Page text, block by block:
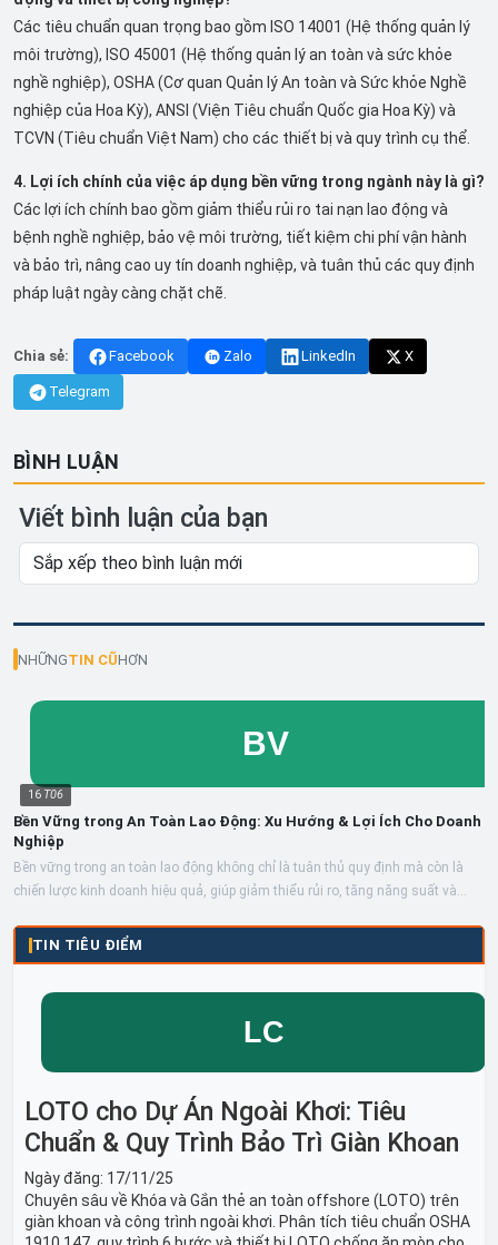
Các tiêu chuẩn quan trọng bao gồm ISO 14001 (Hệ thống quản lý
môi trường), ISO 45001 (Hệ thống quản lý an toàn và sức khỏe
nghề nghiệp), OSHA (Cơ quan Quản lý An toàn và Sức khỏe Nghề
nghiệp của Hoa Kỳ), ANSI (Viện Tiêu chuẩn Quốc gia Hoa Kỳ) và
TCVN (Tiêu chuẩn Việt Nam) cho các thiết bị và quy trình cụ thể.
4. Lợi ích chính của việc áp dụng bền vững trong ngành này là gì?
Các lợi ích chính bao gồm giảm thiểu rủi ro tai nạn lao động và
bệnh nghề nghiệp, bảo vệ môi trường, tiết kiệm chi phí vận hành
và bảo trì, nâng cao uy tín doanh nghiệp, và tuân thủ các quy định
pháp luật ngày càng chặt chẽ.
Chia sẻ: Facebook Zalo LinkedIn X
Telegram
BÌNH LUẬN
Viết bình luận của bạn
NHỮNGTIN CŨHƠN
16 T06
Bền Vững trong An Toàn Lao Động: Xu Hướng & Lợi Ích Cho Doanh
Nghiệp
Bền vững trong an toàn lao động không chỉ là tuân thủ quy định mà còn là
chiến lược kinh doanh hiệu quả, giúp giảm thiểu rủi ro, tăng năng suất và
TIN TIÊU ĐIỂM
LOTO cho Dự Án Ngoài Khơi: Tiêu
Chuẩn & Quy Trình Bảo Trì Giàn Khoan
Ngày đăng: 17/11/25
Chuyên sâu về Khóa và Gắn thẻ an toàn offshore (LOTO) trên
giàn khoan và công trình ngoài khơi. Phân tích tiêu chuẩn OSHA